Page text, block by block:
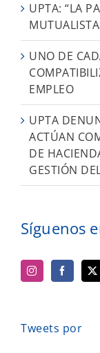
UPTA: “LA
UNO DE
EMPLEO
UPTA
ACTÚAN
DE
GESTIÓN
Síguenos
Tweets por